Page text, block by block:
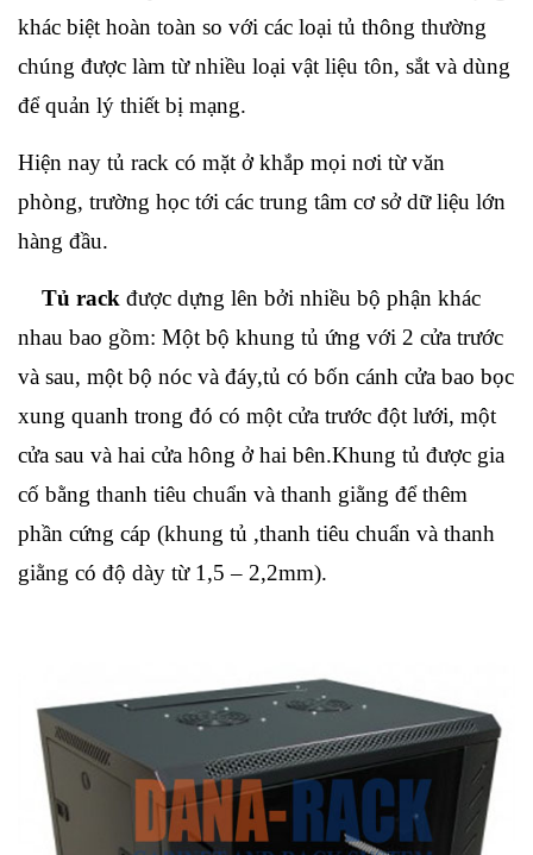
khác biệt hoàn toàn so với các loại tủ thông thường
chúng được làm từ nhiều loại vật liệu tôn, sắt và dùng
để quản lý thiết bị mạng.
Hiện nay tủ rack có mặt ở khắp mọi nơi từ văn
phòng, trường học tới các trung tâm cơ sở dữ liệu lớn
hàng đầu.
Tủ rack được dựng lên bởi nhiều bộ phận khác
nhau bao gồm: Một bộ khung tủ ứng với 2 cửa trước
và sau, một bộ nóc và đáy,tủ có bốn cánh cửa bao bọc
xung quanh trong đó có một cửa trước đột lưới, một
cửa sau và hai cửa hông ở hai bên.Khung tủ được gia
cố bằng thanh tiêu chuẩn và thanh giằng để thêm
phần cứng cáp (khung tủ ,thanh tiêu chuẩn và thanh
giằng có độ dày từ 1,5 – 2,2mm).